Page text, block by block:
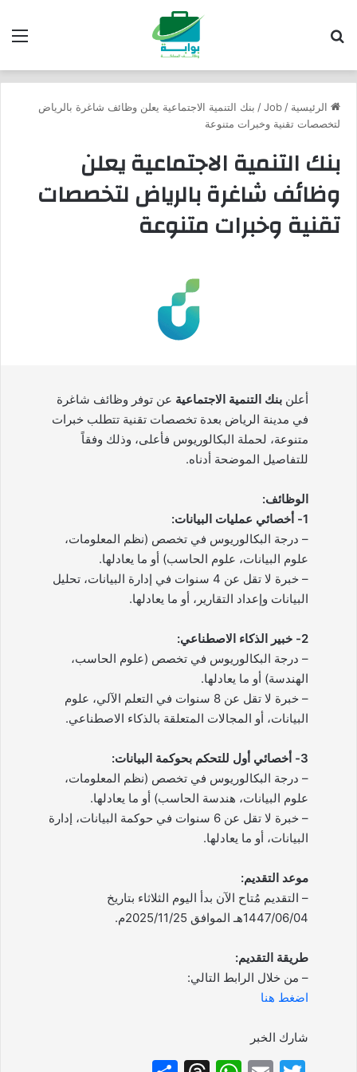
الرئيسية /
Job
/ بنك التنمية الاجتماعية يعلن وظائف شاغرة بالرياض
لتخصصات تقنية وخبرات متنوعة
بنك التنمية الاجتماعية يعلن
وظائف شاغرة بالرياض لتخصصات
تقنية وخبرات متنوعة
أعلن بنك التنمية الاجتماعية عن توفر وظائف شاغرة
في مدينة الرياض بعدة تخصصات تقنية تتطلب خبرات
متنوعة، لحملة البكالوريوس فأعلى، وذلك وفقاً
للتفاصيل الموضحة أدناه.
الوظائف:
1- أخصائي عمليات البيانات:
– درجة البكالوريوس في تخصص (نظم المعلومات،
علوم البيانات، علوم الحاسب) أو ما يعادلها.
– خبرة لا تقل عن 4 سنوات في إدارة البيانات، تحليل
البيانات وإعداد التقارير، أو ما يعادلها.
2- خبير الذكاء الاصطناعي:
– درجة البكالوريوس في تخصص (علوم الحاسب،
الهندسة) أو ما يعادلها.
– خبرة لا تقل عن 8 سنوات في التعلم الآلي، علوم
البيانات، أو المجالات المتعلقة بالذكاء الاصطناعي.
3- أخصائي أول للتحكم بحوكمة البيانات:
– درجة البكالوريوس في تخصص (نظم المعلومات،
علوم البيانات، هندسة الحاسب) أو ما يعادلها.
– خبرة لا تقل عن 6 سنوات في حوكمة البيانات، إدارة
البيانات، أو ما يعادلها.
موعد التقديم:
– التقديم مُتاح الآن بدأ اليوم الثلاثاء بتاريخ
1447/06/04هـ الموافق 2025/11/25م.
طريقة التقديم:
– من خلال الرابط التالي:
اضغط هنا
شارك الخبر